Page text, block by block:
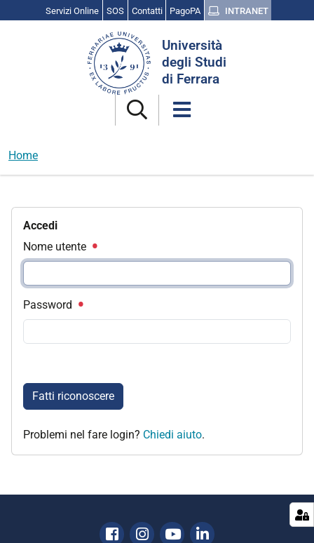
Servizi Online SOS Contatti PagoPA INTRANET
Università
degli Studi
di Ferrara
Home
Accedi
Nome utente
Password
Fatti riconoscere
Problemi nel fare login? Chiedi aiuto.
Facebook
Instagram
YoutubeLinkedin